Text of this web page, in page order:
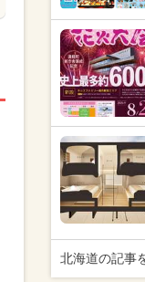
北海道の記事